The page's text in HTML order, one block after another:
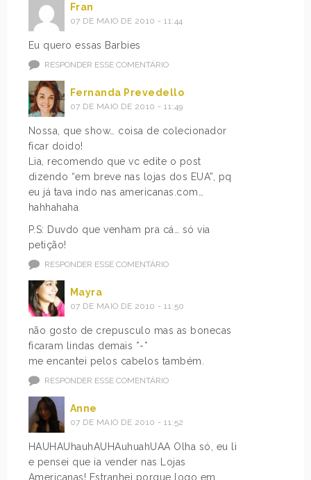
Fran
07 DE MAIO DE 2010 - 11:44
Eu quero essas Barbies
RESPONDER ESSE COMENTÁRIO
Fernanda Prevedello
07 DE MAIO DE 2010 - 11:49
Nossa, que show… coisa de colecionador
ficar doido!
Lia, recomendo que vc edite o post
dizendo “em breve nas lojas dos EUA”, pq
eu já tava indo nas americanas.com…
hahhahaha
P.S: Duvdo que venham pra cá… só via
petição!
RESPONDER ESSE COMENTÁRIO
Mayra
07 DE MAIO DE 2010 - 11:50
não gosto de crepusculo mas as bonecas
ficaram lindas demais *-*
me encantei pelos cabelos também.
RESPONDER ESSE COMENTÁRIO
Anne
07 DE MAIO DE 2010 - 11:52
HAUHAUhauhAUHAuhuahUAA Olha só, eu li
e pensei que ia vender nas Lojas
Americanas! Estranhei porque logo em